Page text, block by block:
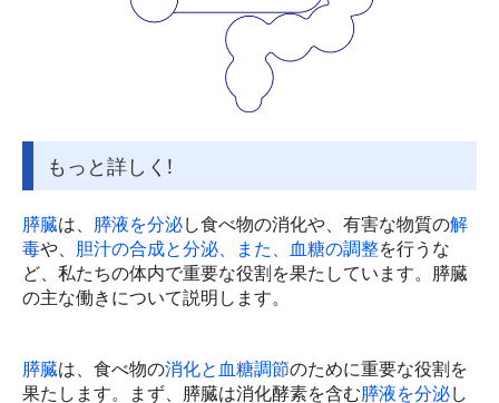
もっと詳しく!
膵臓は、 膵液を分泌し食べ物の消化や、有害な物質の解
毒や、 胆汁の合成と分泌、また、血糖の調整を行うな
ど、私たちの体内で重要な役割を果たしています。膵臓
の主な働きについて説明します。
膵臓は、食べ物の消化と血糖調節のために重要な役割を
果たします。まず、膵臓は消化酵素を含む膵液を分泌し